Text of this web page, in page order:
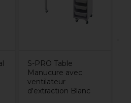
S-PRO Table
Manucure avec
ventilateur
d'extraction Blanc